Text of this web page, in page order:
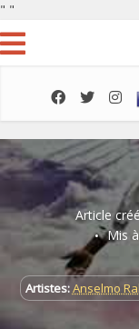
" "
Article
Mis
Artistes:Anselmo